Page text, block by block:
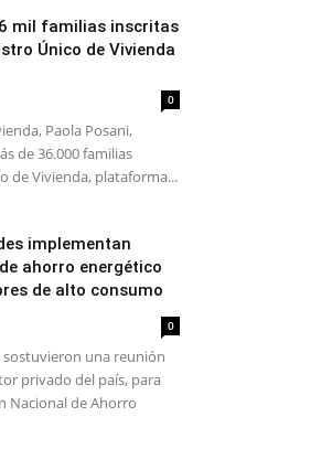
mil familias inscritas
Único de Vivienda
0
Paola Posani,
de 36.000 familias
de Vivienda, plataforma...
implementan
ahorro energético
de alto consumo
0
sostuvieron una reunión
privado del país, para
Nacional de Ahorro